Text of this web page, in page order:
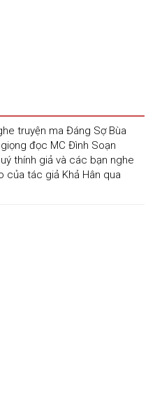
truyện ma Đáng Sợ Bùa
đọc MC Đình Soạn
thính giả và các bạn nghe
của tác giả Khả Hân qua